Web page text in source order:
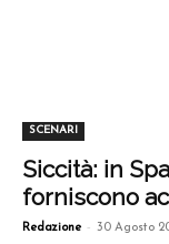
SCENARI
Siccità: in
forniscono
Redazione - 30 Agosto